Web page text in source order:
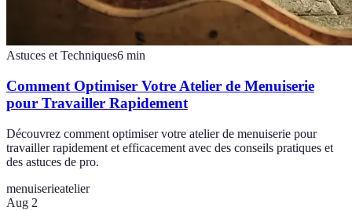
Astuces et Techniques6 min
Comment Optimiser Votre Atelier de Menuiserie
pour Travailler Rapidement
Découvrez comment optimiser votre atelier de menuiserie pour
travailler rapidement et efficacement avec des conseils pratiques et
des astuces de pro.
menuiserieatelier
Aug 2